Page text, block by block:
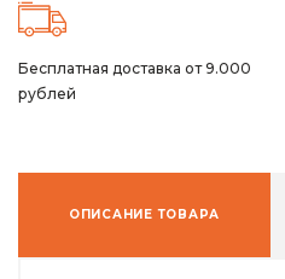
Бесплатная доставка от 9.000
рублей
ОПИСАНИЕ ТОВАРА